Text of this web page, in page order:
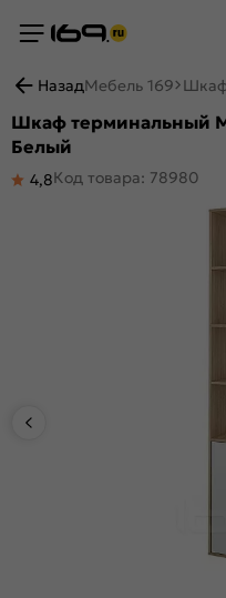
НазадМебель 169
Шкаф терминальный
Белый
4,8Код товара: 78980